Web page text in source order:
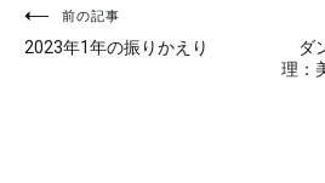
投
稿
前の記事
2023年1年の振りかえり
ダ
理：